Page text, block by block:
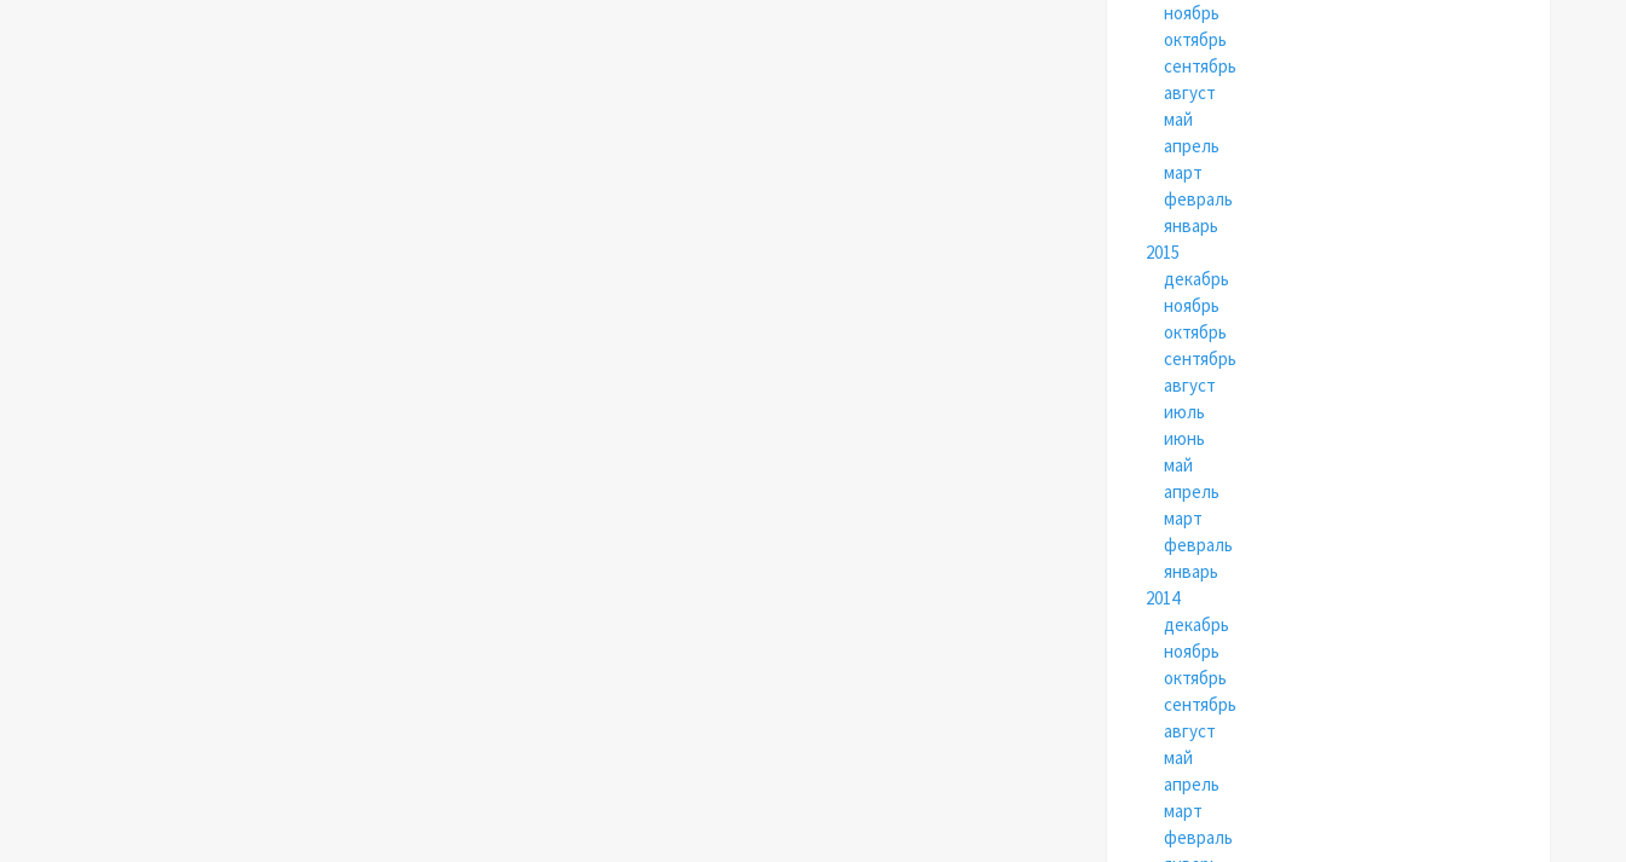
ноябрь
октябрь
сентябрь
август
май
апрель
март
февраль
январь
2015
декабрь
ноябрь
октябрь
сентябрь
август
июль
июнь
май
апрель
март
февраль
январь
2014
декабрь
ноябрь
октябрь
сентябрь
август
май
апрель
март
февраль